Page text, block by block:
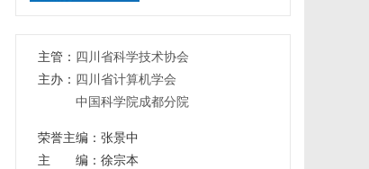
主管： 四川省科学技术协会
主办： 四川省计算机学会
中国科学院成都分院
荣誉主编：张景中
主 编：徐宗本